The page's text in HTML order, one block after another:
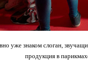
уже знаком слоган,
продукция в